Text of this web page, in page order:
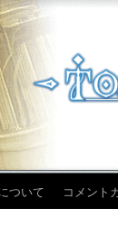
ついて コメント